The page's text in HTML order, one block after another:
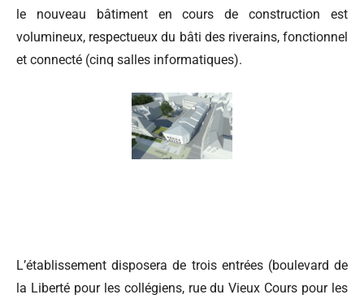
le nouveau bâtiment en cours de construction est
volumineux, respectueux du bâti des riverains, fonctionnel
et connecté (cinq salles informatiques).
L’établissement disposera de trois entrées (boulevard de
la Liberté pour les collégiens, rue du Vieux Cours pour les